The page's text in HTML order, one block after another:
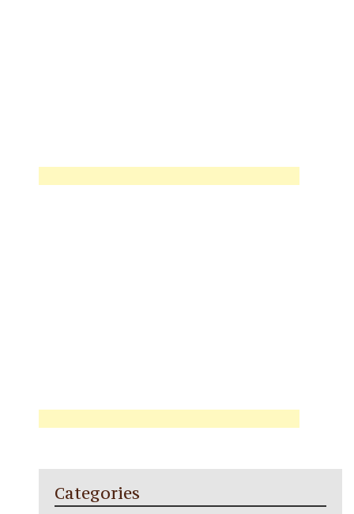
Categories